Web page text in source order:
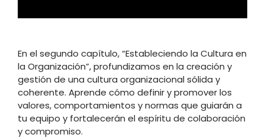
En el segundo capítulo, “Estableciendo la Cultura en
la Organización”, profundizamos en la creación y
gestión de una cultura organizacional sólida y
coherente. Aprende cómo definir y promover los
valores, comportamientos y normas que guiarán a
tu equipo y fortalecerán el espíritu de colaboración
y compromiso.